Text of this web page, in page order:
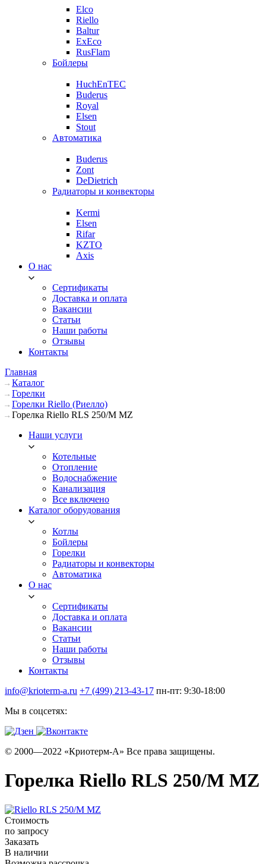
Elco
Riello
Baltur
ExEco
RusFlam
Бойлеры
HuchEnTEC
Buderus
Royal
Elsen
Stout
Автоматика
Buderus
Zont
DeDietrich
Радиаторы и конвекторы
Kermi
Elsen
Rifar
KZTO
Axis
О нас
Сертификаты
Доставка и оплата
Вакансии
Статьи
Наши работы
Отзывы
Контакты
Главная
Каталог
Горелки
Горелки Riello (Риелло)
Горелка Riello RLS 250/M MZ
Наши услуги
Котельные
Отопление
Водоснабжение
Канализация
Все включено
Каталог оборудования
Котлы
Бойлеры
Горелки
Радиаторы и конвекторы
Автоматика
О нас
Сертификаты
Доставка и оплата
Вакансии
Статьи
Наши работы
Отзывы
Контакты
info@krioterm-a.ru +7 (499) 213-43-17 пн-пт: 9:30-18:00
Мы в соцсетях:
© 2000—2022 «Криотерм-А» Все права защищены.
Горелка Riello RLS 250/M MZ
Стоимость
по запросу
Заказать
В наличии